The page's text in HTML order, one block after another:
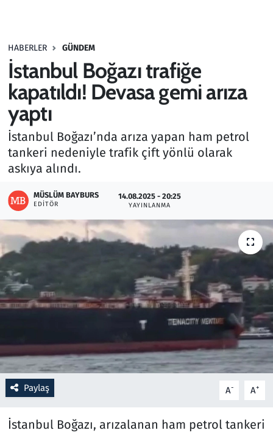
HABERLER GÜNDEM
İstanbul Boğazı trafiğe
kapatıldı! Devasa gemi arıza
yaptı
İstanbul Boğazı’nda arıza yapan ham petrol
tankeri nedeniyle trafik çift yönlü olarak
askıya alındı.
MÜSLÜM BAYBURS
EDITÖR
14.08.2025 - 20:25
YAYINLANMA
Paylaş A- A+
İstanbul Boğazı, arızalanan ham petrol tankeri
Haber
Kültür Sanat
Kurumsal Haberler
Lezzet Durağı
Memur ve Kamu
Otomobil
Oyun
Resmi İlanlar
Sağlık
Savunma Sanayi
Seçim 2023